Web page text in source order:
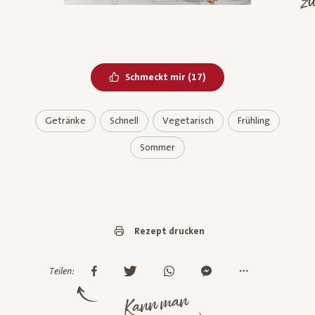
Schmeckt mir Bereits geliked
(17)
Getränke Schnell Vegetarisch Frühling
Sommer
Rezept drucken
Teilen:
Kann man